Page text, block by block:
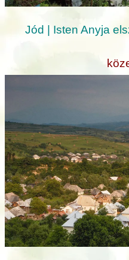
Jód | Isten Anyja